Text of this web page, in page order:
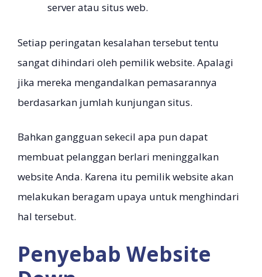
server atau situs web.
Setiap peringatan kesalahan tersebut tentu
sangat dihindari oleh pemilik website. Apalagi
jika mereka mengandalkan pemasarannya
berdasarkan jumlah kunjungan situs.
Bahkan gangguan sekecil apa pun dapat
membuat pelanggan berlari meninggalkan
website Anda. Karena itu pemilik website akan
melakukan beragam upaya untuk menghindari
hal tersebut.
Penyebab Website